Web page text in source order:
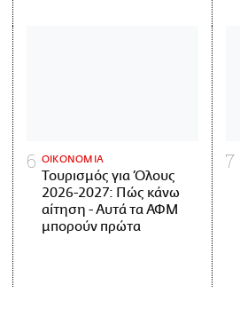
ΟΙΚΟΝΟΜΙΑ
Τουρισμός για Όλους
2026-2027: Πώς κάνω
αίτηση - Αυτά τα ΑΦΜ
μπορούν πρώτα